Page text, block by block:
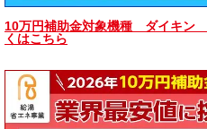
10万円補助金対象機種 ダイキン
くはこちら